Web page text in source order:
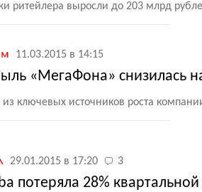
ритейлера выросли до 203 млрд
11.03.2015 в 14:15
«МегаФона» снизилась
ключевых источников роста
29.01.2015 в 17:20 3
потеряла 28%